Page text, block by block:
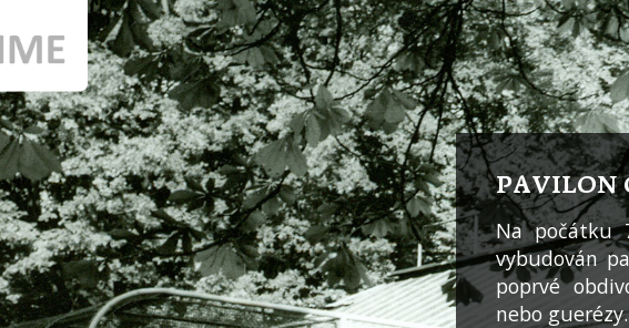
PAVILON
Na počátku
vybudován
poprvé
nebo guerézy.